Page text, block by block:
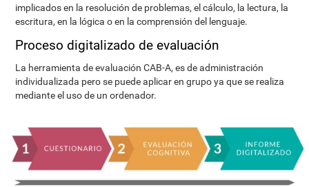
implicados en la resolución de problemas, el cálculo, la lectura, la
escritura, en la lógica o en la comprensión del lenguaje.
Proceso digitalizado de evaluación
La herramienta de evaluación CAB-A, es de administración
individualizada pero se puede aplicar en grupo ya que se realiza
mediante el uso de un ordenador.